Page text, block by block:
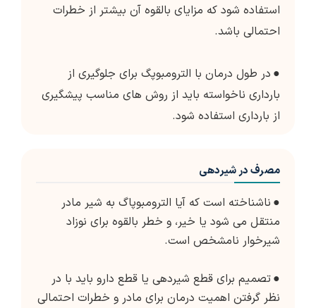
استفاده شود که مزایای بالقوه آن بیشتر از خطرات
احتمالی باشد.
● در طول درمان با الترومبوپگ برای جلوگیری از
بارداری ناخواسته باید از روش های مناسب پیشگیری
از بارداری استفاده شود.
مصرف در شیردهی
● ناشناخته است که آیا الترومبوپاگ به شیر مادر
منتقل می شود یا خیر، و خطر بالقوه برای نوزاد
شیرخوار نامشخص است.
●تصمیم برای قطع شیردهی یا قطع دارو باید با در
نظر گرفتن اهمیت درمان برای مادر و خطرات احتمالی